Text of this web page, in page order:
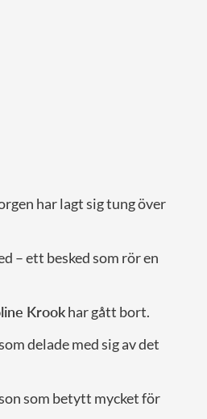
har lagt sig tung över
– ett besked som rör en
Krookhar gått bort.
delade med sig av det
som betytt mycket för